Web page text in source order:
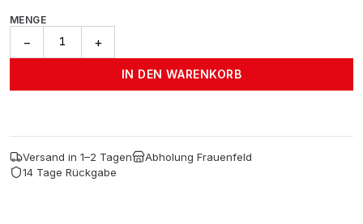
MENGE
− +
IN DEN WARENKORB
Versand in 1–2 Tagen
Abholung Frauenfeld
14 Tage Rückgabe